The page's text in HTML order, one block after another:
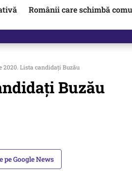
Românii care schimbă
2020. Lista candidaţi Buzău
Buzău
pe Google News